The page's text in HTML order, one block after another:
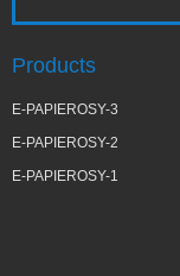
Products
E-PAPIEROSY-3
E-PAPIEROSY-2
E-PAPIEROSY-1